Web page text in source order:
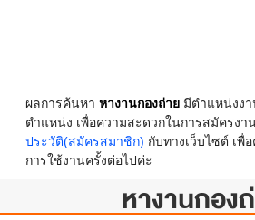
ผลการค้นหา หางานกองถ่ายมีตำแหน่งงา
ตำแหน่ง เพื่อความสะดวกในการสมัครงา
ประวัติ(สมัครสมาชิก) กับทางเว็บไซต์ เพื่
การใช้งานครั้งต่อไปค่ะ
หางานกอง